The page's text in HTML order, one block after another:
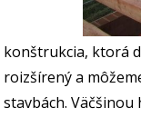
konštrukcia, ktorá
roizšírený a
stavbách.